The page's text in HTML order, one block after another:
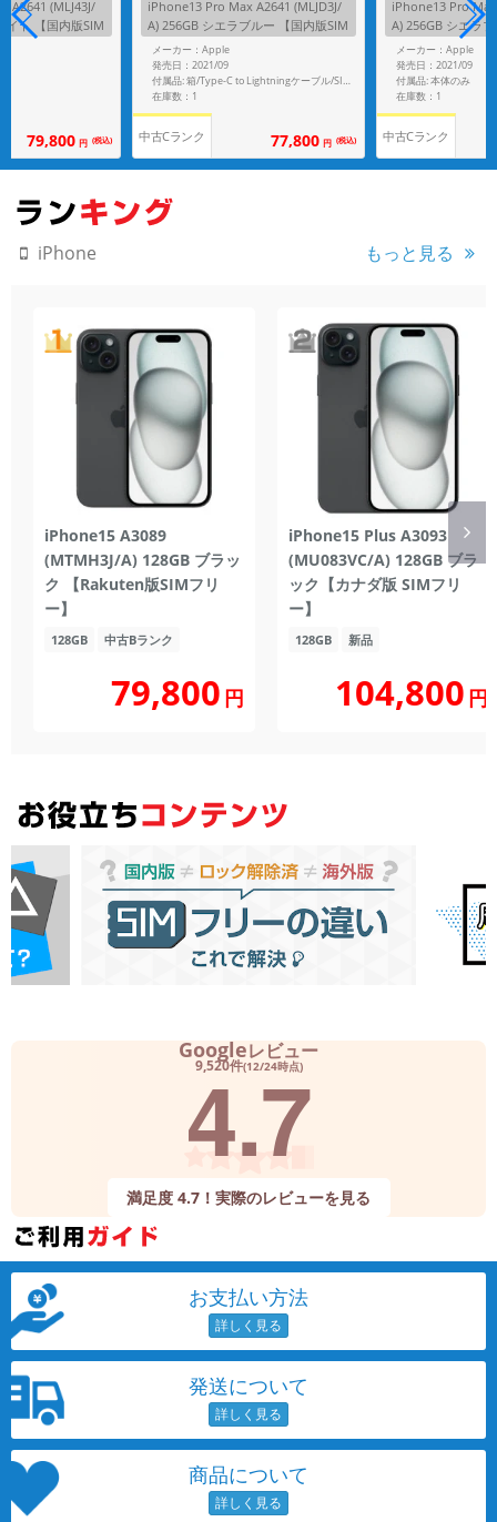
A2641 (MLJ43J/
イト 【国内版SIM
79,800 円 (税込)
iPhone13 Pro Max A2641 (MLJD3J/
A) 256GB シエラブルー 【国内版SIM
フリー】
メーカー：Apple
発売日：2021/09
付属品: 箱/Type-C to Lightningケーブル/SIMカードツール/マニュアル
在庫数：1
中古Cランク 77,800 円 (税込)
iPhone13 Pro Max
A) 256GB シエラ
フリー】
メーカー：Apple
発売日：2021/09
付属品: 本体のみ
在庫数：1
中古Cランク
iPhone もっと見る
iPhone15 A3089
(MTMH3J/A) 128GB ブラッ
ク 【Rakuten版SIMフリ
ー】
128GB 中古Bランク
79,800円
iPhone15 Plus A3093
(MU083VC/A) 128GB ブラ
ック【カナダ版 SIMフリ
ー】
128GB 新品
104,800円
Googleレビュー
9,520件(12/24時点)
4.7
満足度 4.7！実際のレビューを見る
お支払い方法
発送について
商品について